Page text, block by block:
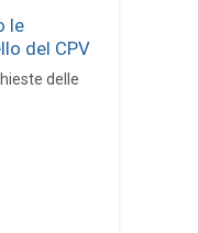
le
del CPV
delle